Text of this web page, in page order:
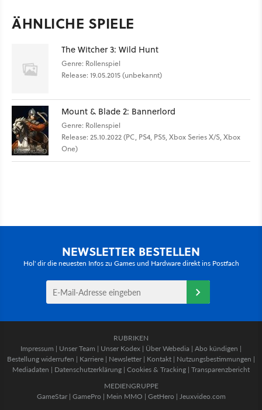
ÄHNLICHE SPIELE
The Witcher 3: Wild Hunt
Genre: Rollenspiel
Release: 19.05.2015 (unbekannt)
Mount & Blade 2: Bannerlord
Genre: Rollenspiel
Release: 25.10.2022 (PC, PS4, PS5, Xbox Series X/S, Xbox
One)
NEWSLETTER BESTELLEN
Hol' dir die neuesten Infos zu Games und Hardware direkt ins Postfach
RUBRIKEN
Impressum | Unser Team | Unser Kodex | Über Webedia | Abo kündigen |
Bestellung widerrufen | Karriere | Newsletter | Kontakt | Nutzungsbestimmungen |
Mediadaten | Datenschutzerklärung | Cookies & Tracking | Transparenzbericht
MEDIENGRUPPE
GameStar| GamePro | Mein MMO | GetHero | Jeuxvideo.com